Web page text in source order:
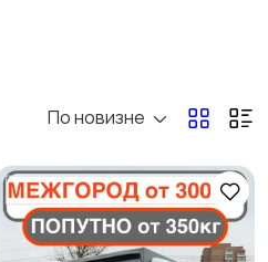
По новизне